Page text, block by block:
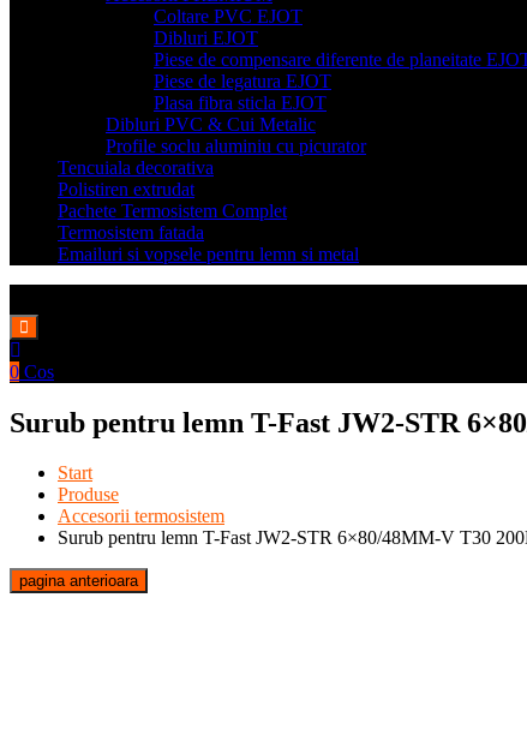
Coltare PVC EJOT
Dibluri EJOT
Piese de compensare diferente de planeitate
Piese de legatura EJOT
Plasa fibra sticla EJOT
Dibluri PVC & Cui Metalic
Profile soclu aluminiu cu picurator
Tencuiala decorativa
Polistiren extrudat
Pachete Termosistem Complet
Termosistem fatada
Emailuri si vopsele pentru lemn si metal
0 Cos
Surub pentru lemn T-Fast JW2-STR
Start
Produse
Accesorii termosistem
Surub pentru lemn T-Fast JW2-STR 6×80/48MM-V T30
pagina anterioara